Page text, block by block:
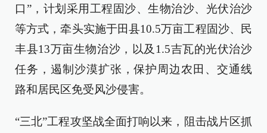
口”，计划采用工程固沙、生物治沙、光伏治沙
等方式，牵头实施于田县10.5万亩工程固沙、民
丰县13万亩生物治沙，以及1.5吉瓦的光伏治沙
任务，遏制沙漠扩张，保护周边农田、交通线
路和居民区免受风沙侵害。
“三北”工程攻坚战全面打响以来，阻击战片区抓